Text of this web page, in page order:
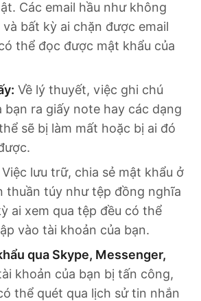
Các email hầu như không
bất kỳ ai chặn được email
thể đọc được mật khẩu của
Về lý thuyết, việc ghi chú
bạn ra giấy note hay các dạng
sẽ bị làm mất hoặc bị ai đó
Việc lưu trữ, chia sẻ mật khẩu ở
thuần túy như tệp đồng nghĩa
ai xem qua tệp đều có thể
vào tài khoản của bạn.
qua Skype, Messenger,
khoản của bạn bị tấn công,
thể quét qua lịch sử tin nhắn